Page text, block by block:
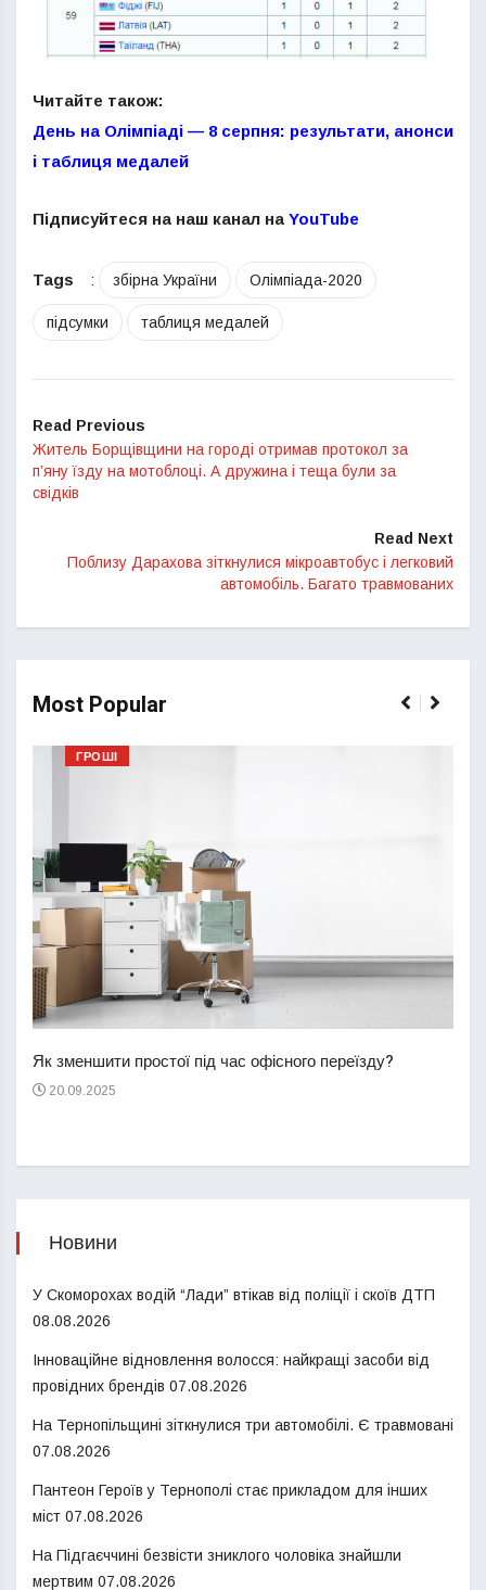
Читайте також:
День на Олімпіаді — 8 серпня: результати, анонси
і таблиця медалей
Підписуйтеся на наш канал на YouTube
Tags : збірна України Олімпіада-2020
підсумки таблиця медалей
Read Previous
Житель Борщівщини на городі отримав протокол за
п’яну їзду на мотоблоці. А дружина і теща були за
свідків
Read Next
Поблизу Дарахова зіткнулися мікроавтобус і легковий
автомобіль. Багато травмованих
Most Popular
ГРОШІ
Як зменшити простої під час офісного переїзду?
20.09.2025
Новини
У Скоморохах водій “Лади” втікав від поліції і скоїв ДТП
08.08.2026
Інноваційне відновлення волосся: найкращі засоби від
провідних брендів 07.08.2026
На Тернопільщині зіткнулися три автомобілі. Є травмовані
07.08.2026
Пантеон Героїв у Тернополі стає прикладом для інших
міст 07.08.2026
На Підгаєччині безвісти зниклого чоловіка знайшли
мертвим 07.08.2026